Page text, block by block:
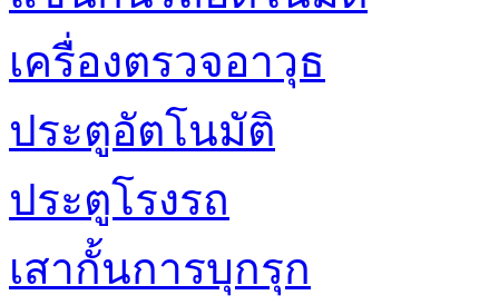
เครื่องตรวจอาวุธ
ประตูอัตโนมัติ
ประตูโรงรถ
เสากั้นการบุกรุก